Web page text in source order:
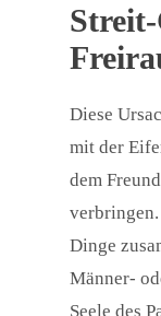
Diese
mit der
dem
Dinge
Männer-
Seele des